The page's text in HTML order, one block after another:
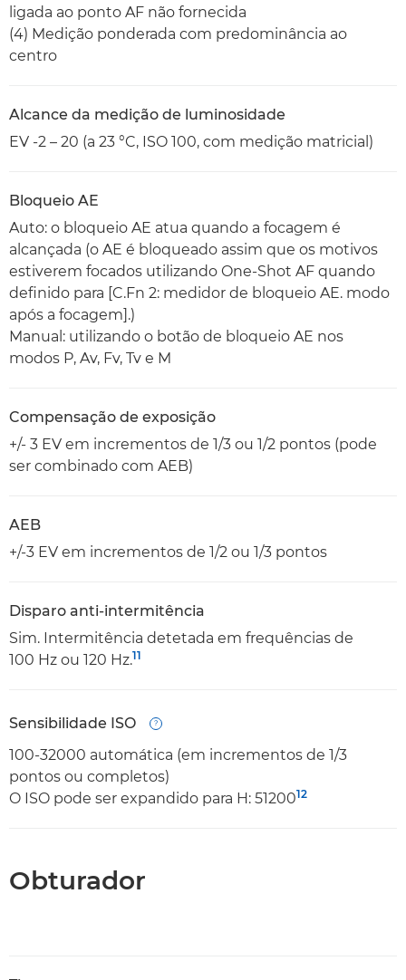
ligada ao ponto AF não fornecida
(4) Medição ponderada com predominância ao
centro
Alcance da medição de luminosidade
EV -2 – 20 (a 23 °C, ISO 100, com medição matricial)
Bloqueio AE
Auto: o bloqueio AE atua quando a focagem é
alcançada (o AE é bloqueado assim que os motivos
estiverem focados utilizando One-Shot AF quando
definido para [C.Fn 2: medidor de bloqueio AE. modo
após a focagem].)
Manual: utilizando o botão de bloqueio AE nos
modos P, Av, Fv, Tv e M
Compensação de exposição
+/- 3 EV em incrementos de 1/3 ou 1/2 pontos (pode
ser combinado com AEB)
AEB
+/-3 EV em incrementos de 1/2 ou 1/3 pontos
Disparo anti-intermitência
Sim. Intermitência detetada em frequências de
100 Hz ou 120 Hz.11
Sensibilidade ISO
100-32000 automática (em incrementos de 1/3
pontos ou completos)
O ISO pode ser expandido para H: 5120012
Obturador